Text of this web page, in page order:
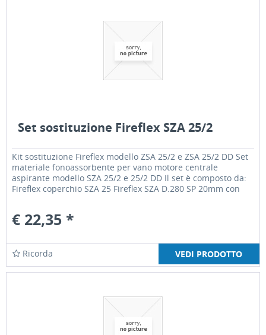
Set sostituzione Fireflex SZA 25/2
Kit sostituzione Fireflex modello ZSA 25/2 e ZSA 25/2 DD Set
materiale fonoassorbente per vano motore centrale
aspirante modello SZA 25/2 e 25/2 DD Il set è composto da:
Fireflex coperchio SZA 25 Fireflex SZA D.280 SP 20mm con
€ 22,35 *
VEDI PRODOTTO
Ricorda